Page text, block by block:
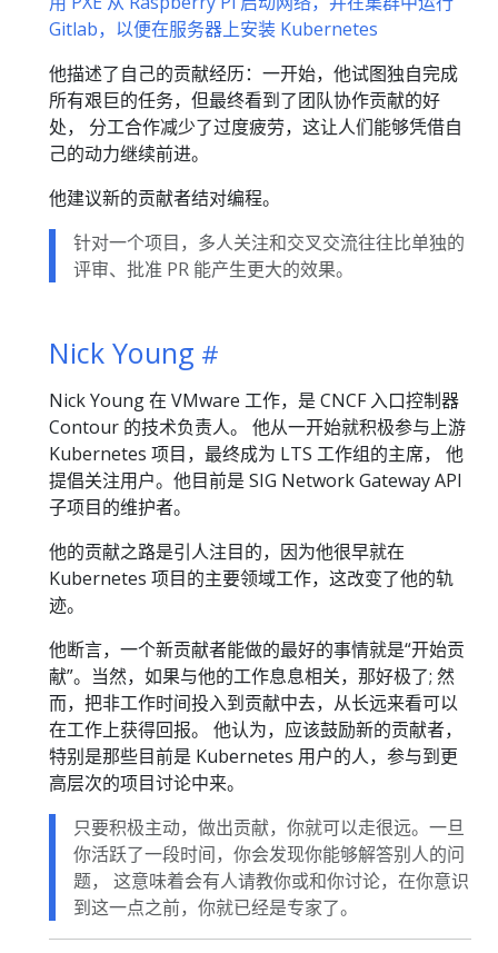
Gitlab，以便在服务器上安装 Kubernetes
他描述了自己的贡献经历：一开始，他试图独自完成
所有艰巨的任务，但最终看到了团队协作贡献的好
处， 分工合作减少了过度疲劳，这让人们能够凭借自
己的动力继续前进。
他建议新的贡献者结对编程。
针对一个项目，多人关注和交叉交流往往比单独的
评审、批准 PR 能产生更大的效果。
Nick Young
Nick Young 在 VMware 工作，是 CNCF 入口控制器
Contour 的技术负责人。 他从一开始就积极参与上游
Kubernetes 项目，最终成为 LTS 工作组的主席， 他
提倡关注用户。他目前是 SIG Network Gateway API
子项目的维护者。
他的贡献之路是引人注目的，因为他很早就在
Kubernetes 项目的主要领域工作，这改变了他的轨
迹。
他断言，一个新贡献者能做的最好的事情就是“开始贡
献”。当然，如果与他的工作息息相关，那好极了; 然
而，把非工作时间投入到贡献中去，从长远来看可以
在工作上获得回报。 他认为，应该鼓励新的贡献者，
特别是那些目前是 Kubernetes 用户的人，参与到更
高层次的项目讨论中来。
只要积极主动，做出贡献，你就可以走很远。一旦
你活跃了一段时间，你会发现你能够解答别人的问
题， 这意味着会有人请教你或和你讨论，在你意识
到这一点之前，你就已经是专家了。